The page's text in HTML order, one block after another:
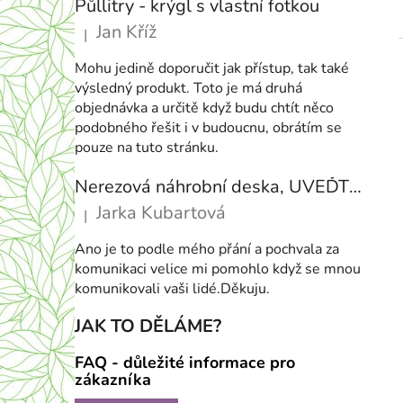
í
p
a
n
e
l
Půllitry - krýgl s vlastní fotkou
Hodnocení produktu je 5 z 5 hvězdiček.
| Jan Kříž
Mohu jedině doporučit jak přístup, tak také
výsledný produkt. Toto je má druhá
objednávka a určitě když budu chtít něco
podobného řešit i v budoucnu, obrátím se
pouze na tuto stránku.
Nerezová náhrobní deska, UVEĎTE VELIKOST NA PŘÁNÍ
Hodnocení produktu je 5 z 5 hvězdiček.
| Jarka Kubartová
Ano je to podle mého přání a pochvala za
komunikaci velice mi pomohlo když se mnou
komunikovali vaši lidé.Děkuju.
JAK TO DĚLÁME?
FAQ - důležité informace pro
zákazníka